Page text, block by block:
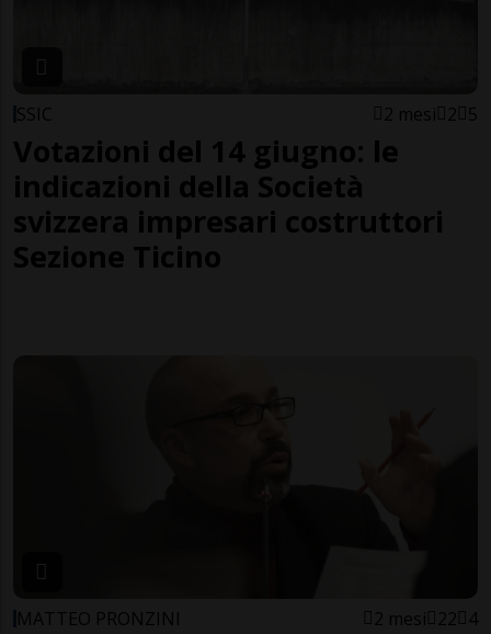
SSIC 2 mesi 2 5
Votazioni del 14 giugno: le
indicazioni della Società
svizzera impresari costruttori
Sezione Ticino
MATTEO PRONZINI 2 mesi 22 4